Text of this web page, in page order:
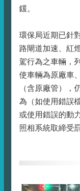
鍰。
環保局近期已針
路閘道加速、紅
駕行為之車輛，
使車輛為原廠車
（含原廠管），
為（如使用錯誤
或使用錯誤的動
照相系統取締受罰